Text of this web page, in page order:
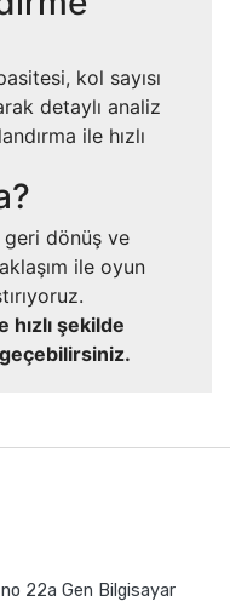
kol sayısı
detaylı analiz
ile hızlı
geri dönüş ve
ile oyun
şekilde
22a Gen Bilgisayar